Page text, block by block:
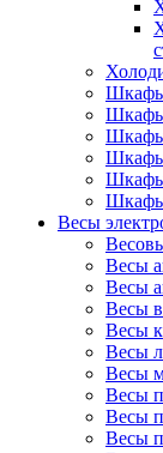
Шкафы
Шкафы
Шкафы
Шкафы
Шкафы
Шкафы
Весы
Весы
Весы
Весы
Весы
Весы
Весы
Весы
Весы
Весы